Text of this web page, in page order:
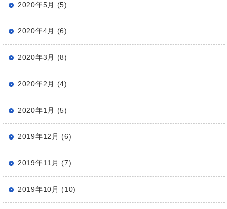
2020年5月 (5)
2020年4月 (6)
2020年3月 (8)
2020年2月 (4)
2020年1月 (5)
2019年12月 (6)
2019年11月 (7)
2019年10月 (10)